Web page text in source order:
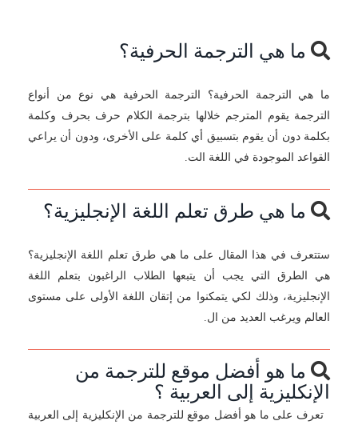
ما هي الترجمة الحرفية؟
ما هي الترجمة الحرفية؟ الترجمة الحرفية هي نوع من أنواع
الترجمة يقوم المترجم خلالها بترجمة الكلام حرف بحرف وكلمة
بكلمة دون أن يقوم بتسبيق أي كلمة على الأخرى، ودون أن يراعي
القواعد الموجودة في اللغة الت.
ما هي طرق تعلم اللغة الإنجليزية؟
ستتعرف في هذا المقال على ما هي طرق تعلم اللغة الإنجليزية؟
هي الطرق التي يجب أن يتبعها الطلاب الراغبون بتعلم اللغة
الإنجليزية، وذلك لكي يتمكنوا من إتقان اللغة الأولى على مستوى
العالم ويرغب العديد من ال.
ما هو أفضل موقع للترجمة من
الإنكليزية إلى العربية ؟
تعرف على ما هو أفضل موقع للترجمة من الإنكليزية إلى العربية